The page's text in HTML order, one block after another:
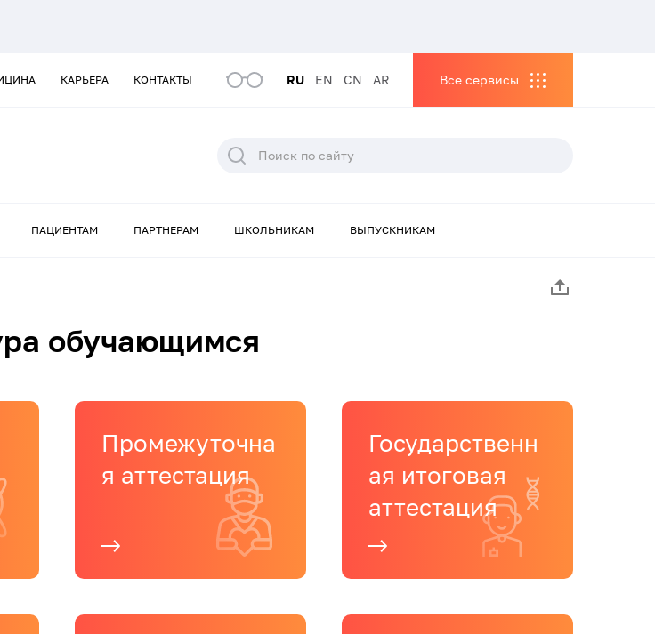
КАРЬЕРА КОНТАКТЫ RU EN CN AR Все сервисы
ПАЦИЕНТАМ ПАРТНЕРАМ ШКОЛЬНИКАМ ВЫПУСКНИКАМ
обучающимся
Промежуточна
я аттестация
Государственн
ая итоговая
аттестация